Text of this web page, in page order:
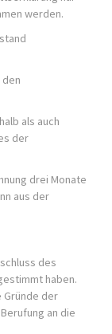
werden.
als auch
der
drei Monate
aus der
des
haben.
Gründe der
an die